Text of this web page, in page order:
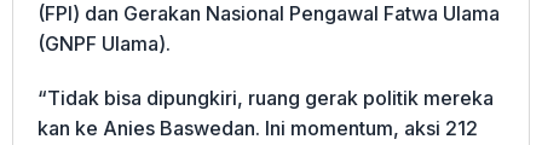
(FPI) dan Gerakan Nasional Pengawal Fatwa Ulama
(GNPF Ulama).
“Tidak bisa dipungkiri, ruang gerak politik mereka
kan ke Anies Baswedan. Ini momentum, aksi 212